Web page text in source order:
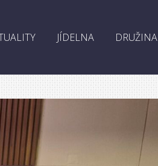
JÍDELNA DRUŽINA